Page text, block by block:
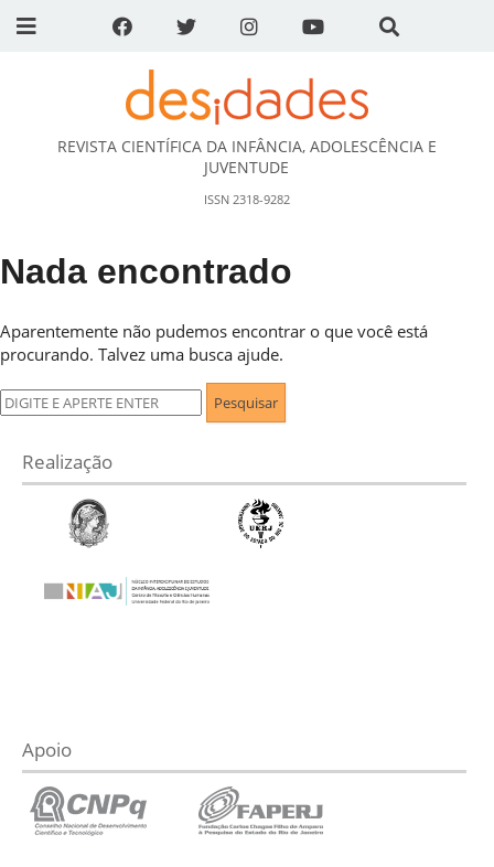
DESidades
REVISTA CIENTÍFICA DA INFÂNCIA, ADOLESCÊNCIA E
JUVENTUDE
ISSN 2318-9282
Nada encontrado
Aparentemente não pudemos encontrar o que você está
procurando. Talvez uma busca ajude.
Pesquisar
por:
Realização
Apoio